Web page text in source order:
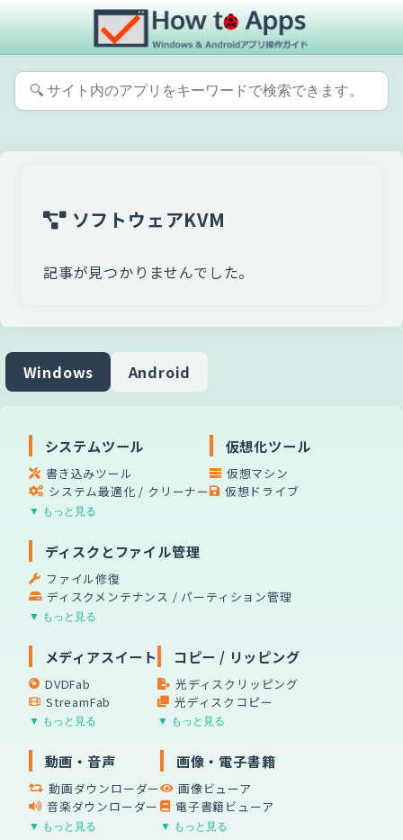
ソフトウェアKVM
記事が見つかりませんでした。
Windows Android
システムツール
書き込みツール
システム最適化 / クリーナー
▼ もっと見る
仮想化ツール
仮想マシン
仮想ドライブ
ディスクとファイル管理
ファイル修復
ディスクメンテナンス / パーティション管理
▼ もっと見る
メディアスイート
DVDFab
StreamFab
▼ もっと見る
コピー / リッピング
光ディスクリッピング
光ディスクコピー
▼ もっと見る
動画・音声
動画ダウンローダー
音楽ダウンローダー
▼ もっと見る
画像・電子書籍
画像ビューア
電子書籍ビューア
▼ もっと見る